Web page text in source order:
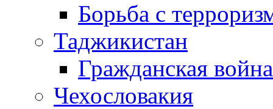
Борьба с
Таджикистан
Гражданская
Чехословакия